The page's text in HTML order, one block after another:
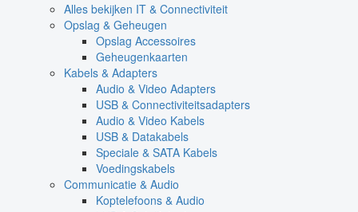
Alles bekijken IT & Connectiviteit
Opslag & Geheugen
Opslag Accessoires
Geheugenkaarten
Kabels & Adapters
Audio & Video Adapters
USB & Connectiviteitsadapters
Audio & Video Kabels
USB & Datakabels
Speciale & SATA Kabels
Voedingskabels
Communicatie & Audio
Koptelefoons & Audio